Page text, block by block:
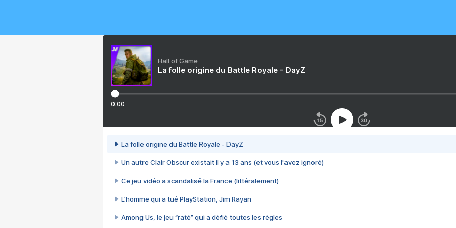
Hall of Game
La folle origine du Battle Royale - DayZ
0:00
La folle origine du Battle Royale - DayZ
Un autre Clair Obscur existait il y a 13 ans (et vous l'avez ignoré)
Ce jeu vidéo a scandalisé la France (littéralement)
L’homme qui a tué PlayStation, Jim Rayan
Among Us, le jeu “raté” qui a défié toutes les règles